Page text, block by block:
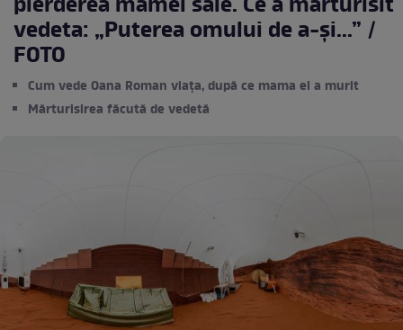
vedeta: „Puterea omului de a-și...” /
FOTO
Cum vede Oana Roman viața, după ce mama ei a murit
Mărturisirea făcută de vedetă